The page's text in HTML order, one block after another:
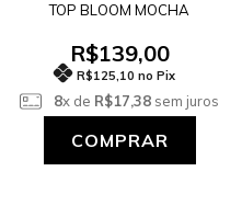
TOP BLOOM MOCHA
R$139,00
R$125,10 no Pix
8x de R$17,38sem juros
COMPRAR